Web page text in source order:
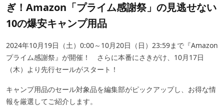
ぎ！Amazon「プライム感謝祭」の見逃せない
10の爆安キャンプ用品
2024年10月19日（土）0:00～10月20日（日）23:59まで『Amazon
プライム感謝祭』が開催！ さらに本番にさきがけ、10月17日
（木）より先行セールがスタート！
キャンプ用品のセール対象品を編集部がピックアップし、お得な情
報を厳選してご紹介します。